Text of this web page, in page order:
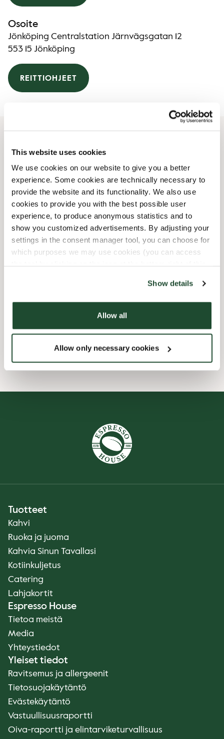
This website uses cookies
We use cookies on our website to give you a better
experience. Some cookies are technically necessary to
provide the website and its functionality. We also use
cookies to provide you with the best possible user
experience, to produce anonymous statistics and to
show you customized advertisements. By adjusting your
settings in the consent manager tool, you can choose for
which purposes we may use cookies (you can access
Show details
Allow all
Allow only necessary cookies
Osoite
Jönköping Centralstation Järnvägsgatan 12
553 15 Jönköping
REITTIOHJEET
Aukioloajat
06:00 AM
Tiistai
06:00 AM
07:00 PM
Keskiviikko
06:00 AM
Torstai
06:00 AM
07:00 PM
Perjantai
06:00 AM
07:00 PM
Lauantai
08:00 AM - 06:00 PM
Sunnuntai
08:00 AM 06:00 PM
Wi-fi
Tuotteet
Kahvi
Ruoka ja juoma
Kahvia Sinun Tavallasi
Kotiinkuljetus
Catering
Lahjakortit
Espresso House
Tietoa meistä
Media
Yhteystiedot
Yleiset tiedot
Ravitsemus ja allergeenit
Tietosuojakäytäntö
Evästekäytäntö
Vastuullisuusraportti
Oiva-raportti ja elintarviketurvallisuus